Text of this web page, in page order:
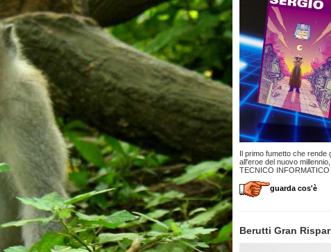
Il primo fumetto che rende
all'eroe del nuovo millennio,
TECNICO INFORMATICO
guarda cos'è
Berutti Gran